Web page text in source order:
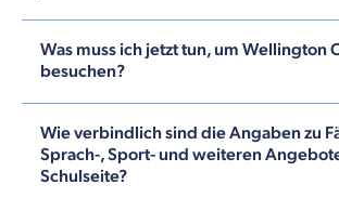
Was muss ich jetzt tun, um Wellington
besuchen?
Wie verbindlich sind die Angaben zu
Sprach-, Sport- und weiteren
Schulseite?